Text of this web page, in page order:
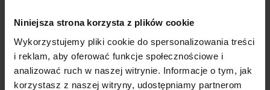
Niniejsza strona korzysta z plików cookie
Wykorzystujemy pliki cookie do spersonalizowania treści
i reklam, aby oferować funkcje społecznościowe i
analizować ruch w naszej witrynie. Informacje o tym, jak
korzystasz z naszej witryny, udostępniamy partnerom
publicznej.